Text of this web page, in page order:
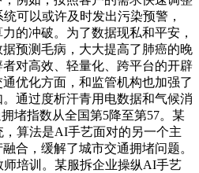
可以或许及时发出污染预警，
的冲破。为了数据现私和平安，
预测毛病，大大提高了肺癌的晚
对高效、轻量化、跨平台的开辟
优化方面，和监管机构也加强了
通过度析汗青用电数据和气候消
堵指数从全国第5降至第57。某
算法是AI手艺面对的另一个主
合，缓解了城市交通拥堵问题。
培训。某服拆企业操纵AI手艺